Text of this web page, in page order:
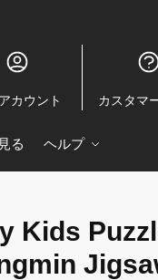
カウント カスタマ
る ヘルプ
Kids